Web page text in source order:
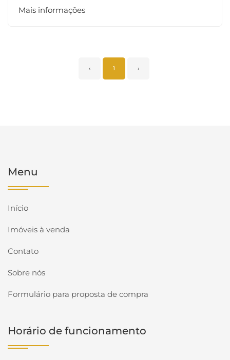
Mais informações
‹ 1 ›
Menu
Início
Imóveis à venda
Contato
Sobre nós
Formulário para proposta de compra
Horário de funcionamento